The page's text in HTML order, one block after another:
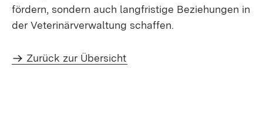
fördern, sondern auch langfristige Beziehungen in
der Veterinärverwaltung schaffen.
Zurück zur Übersicht